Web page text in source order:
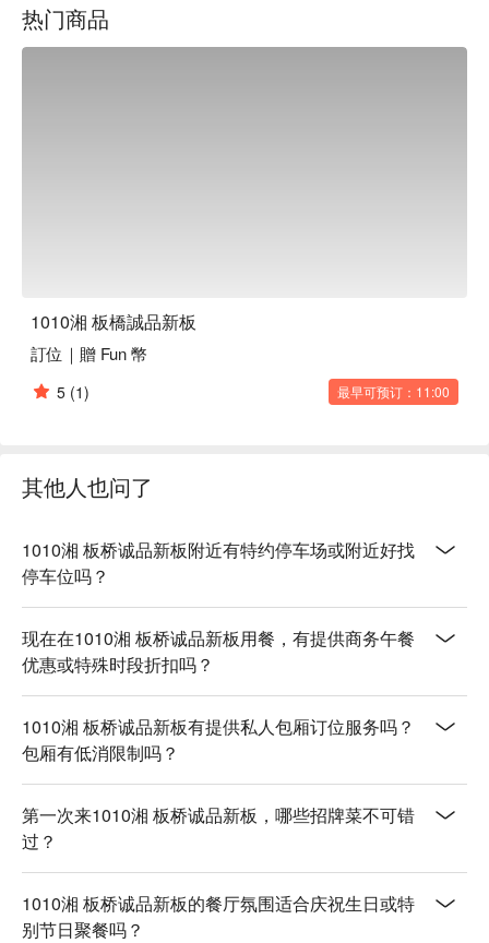
刻查看⬇︎
热门商品
1010湘 板橋誠品新板
訂位｜贈 Fun 幣
5 (1) 最早可预订：11:00
其他人也问了
1010湘 板桥诚品新板附近有特约停车场或附近好找
停车位吗？
现在在1010湘 板桥诚品新板用餐，有提供商务午餐
优惠或特殊时段折扣吗？
1010湘 板桥诚品新板有提供私人包厢订位服务吗？
包厢有低消限制吗？
第一次来1010湘 板桥诚品新板，哪些招牌菜不可错
过？
1010湘 板桥诚品新板的餐厅氛围适合庆祝生日或特
别节日聚餐吗？